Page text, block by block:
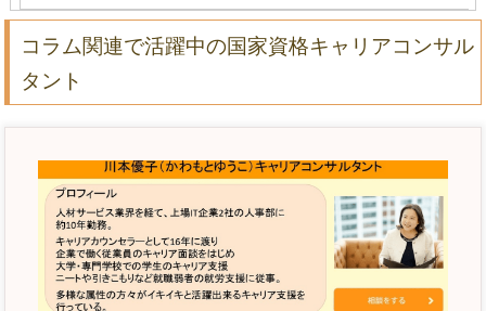
コラム関連で活躍中の国家資格キャリアコンサル
タント